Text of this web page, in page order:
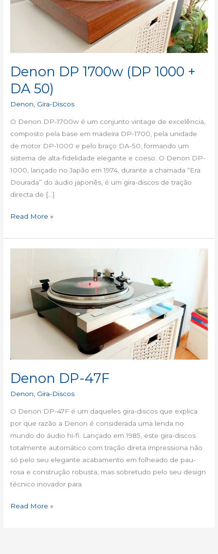
Denon DP 1700w (DP 1000 +
DA 50)
Denon Gira-Discos
O Denon DP-1700w é um conjunto vintage de excelência,
composto pela base em madeira DP-1700, pela unidade
de motor DP-1000 e pelo braço DA-50, formando um
sistema de alta-fidelidade elegante e coeso. O Denon DP-
1000, lançado no Japão em 1974, durante a chamada “Era
Dourada” do áudio japonês, é um gira-discos de tração
directa de […]
Read More »
Denon DP-47F
Denon Gira-Discos
O Denon DP-47F é um daqueles gira-discos que explica
por que razão a Denon é considerada uma lenda no
mundo do áudio hi-fi. Lançado em 1985, este gira-discos
totalmente automático com tração direta impressiona não
só pelo seu elegante acabamento em folheado de pau-
rosa e construção robusta, mas sobretudo pelo seu design
técnico inovador para
Read More »